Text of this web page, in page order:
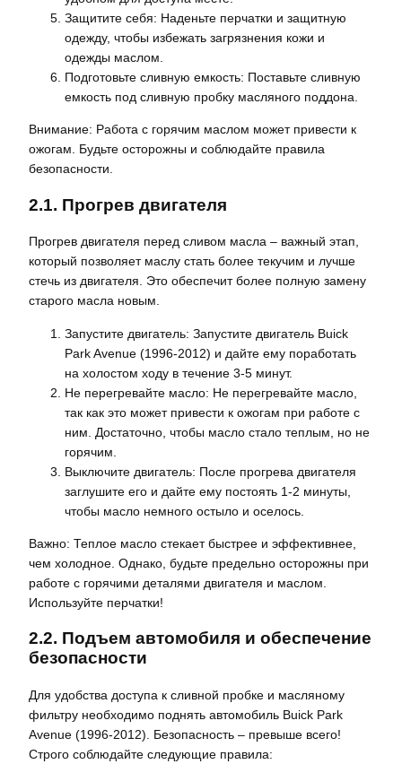
Защитите себя: Наденьте перчатки и защитную
одежду, чтобы избежать загрязнения кожи и
одежды маслом.
Подготовьте сливную емкость: Поставьте сливную
емкость под сливную пробку масляного поддона.
Внимание: Работа с горячим маслом может привести к
ожогам. Будьте осторожны и соблюдайте правила
безопасности.
2.1. Прогрев двигателя
Прогрев двигателя перед сливом масла – важный этап,
который позволяет маслу стать более текучим и лучше
стечь из двигателя. Это обеспечит более полную замену
старого масла новым.
Запустите двигатель: Запустите двигатель Buick
Park Avenue (1996-2012) и дайте ему поработать
на холостом ходу в течение 3-5 минут.
Не перегревайте масло: Не перегревайте масло,
так как это может привести к ожогам при работе с
ним. Достаточно, чтобы масло стало теплым, но не
горячим.
Выключите двигатель: После прогрева двигателя
заглушите его и дайте ему постоять 1-2 минуты,
чтобы масло немного остыло и оселось.
Важно: Теплое масло стекает быстрее и эффективнее,
чем холодное. Однако, будьте предельно осторожны при
работе с горячими деталями двигателя и маслом.
Используйте перчатки!
2.2. Подъем автомобиля и обеспечение
безопасности
Для удобства доступа к сливной пробке и масляному
фильтру необходимо поднять автомобиль Buick Park
Avenue (1996-2012). Безопасность – превыше всего!
Строго соблюдайте следующие правила: